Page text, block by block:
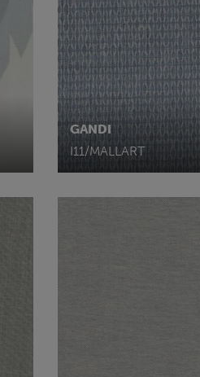
GANDI
I11/MALLART